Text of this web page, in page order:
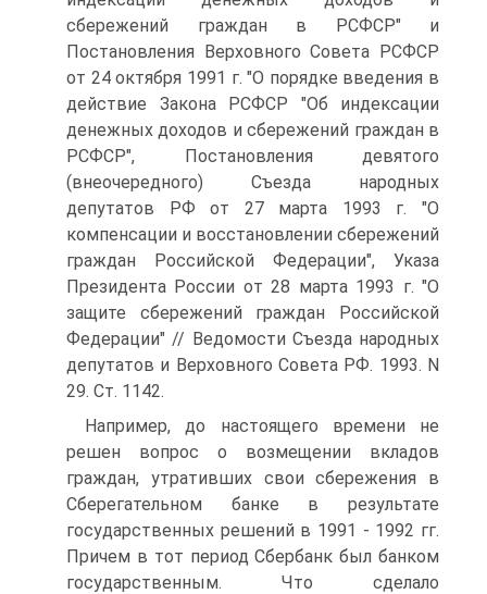
сбережений граждан в РСФСР" и
Постановления Верховного Совета РСФСР
от 24 октября 1991 г. "О порядке введения в
действие Закона РСФСР "Об индексации
денежных доходов и сбережений граждан в
РСФСР", Постановления девятого
(внеочередного) Съезда народных
депутатов РФ от 27 марта 1993 г. "О
компенсации и восстановлении сбережений
граждан Российской Федерации", Указа
Президента России от 28 марта 1993 г. "О
защите сбережений граждан Российской
Федерации" // Ведомости Съезда народных
депутатов и Верховного Совета РФ. 1993. N
29. Ст. 1142.
Например, до настоящего времени не
решен вопрос о возмещении вкладов
граждан, утративших свои сбережения в
Сберегательном банке в результате
государственных решений в 1991 - 1992 гг.
Причем в тот период Сбербанк был банком
государственным. Что сделало